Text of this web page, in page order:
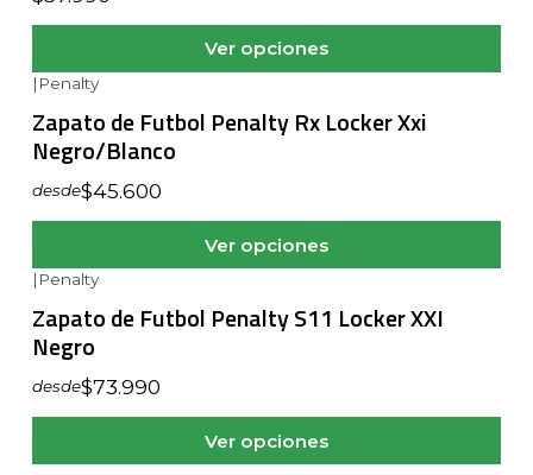
Ver opciones
| Penalty
Zapato de Futbol Penalty Rx Locker Xxi
Negro/Blanco
desde$45.600
Ver opciones
| Penalty
Zapato de Futbol Penalty S11 Locker XXI
Negro
desde$73.990
Ver opciones